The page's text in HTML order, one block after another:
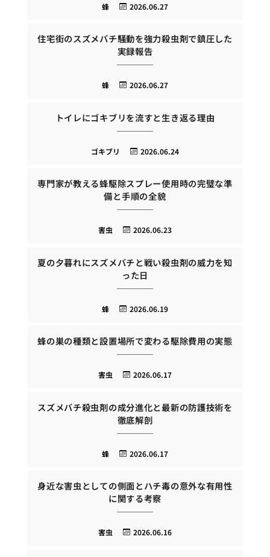
2026.06.27
蜂
住宅街のスズメバチ騒動を強力殺虫剤で鎮圧した
実録報告
2026.06.27
蜂
トイレにゴキブリを流すと生き返る理由
2026.06.24
ゴキブリ
専門家が教える蜂駆除スプレー使用時の完璧な準
備と手順の全貌
2026.06.23
害虫
夏の夕暮れにスズメバチと戦い殺虫剤の威力を知
った日
2026.06.19
蜂
蜂の巣の種類と設置場所で変わる駆除費用の実態
2026.06.17
害虫
スズメバチ殺虫剤の成分進化と最新の防護技術を
徹底解剖
2026.06.17
蜂
身近な害虫としての側面とハチ毒の意外な有用性
に関する考察
2026.06.16
害虫